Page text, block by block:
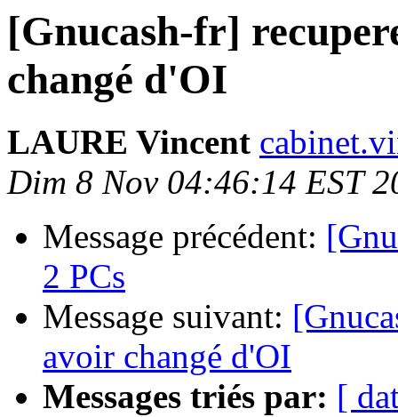
[Gnucash-fr]
changé d'OI
LAURE Vincent
Dim 8 Nov 04:46:14 EST
Message précédent:
2 PCs
Message suivant:
avoir changé d'OI
Messages triés par: [